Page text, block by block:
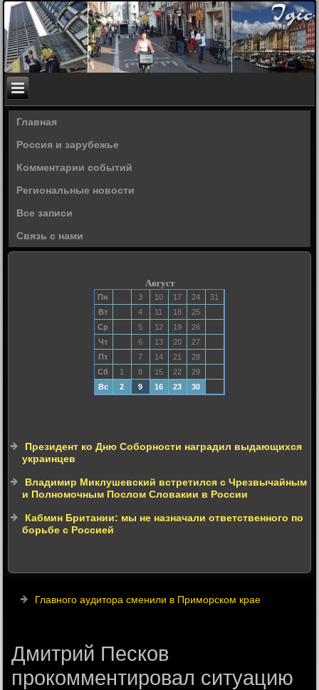
Главная
Россия и зарубежье
Комментарии событий
Региональные новости
Все записи
Связь с нами
Август
Пн 3 10 17 24
31
Вт
4 11 18
25
Ср
5 12 19
26
Чт
6 13 20
27
Пт
7 14 21
28
Сб
1 8 15 22
29
Вс
2 9 16 23 30
Президент ко Дню Соборности наградил выдающихся
украинцев
Владимир Миклушевский встретился с Чрезвычайным
и Полномочным Послом Словакии в России
Кабмин Британии: мы не назначали ответственного по
борьбе с Россией
Главного аудитора сменили в Приморском крае
Дмитрий Песков
прокомментировал ситуацию